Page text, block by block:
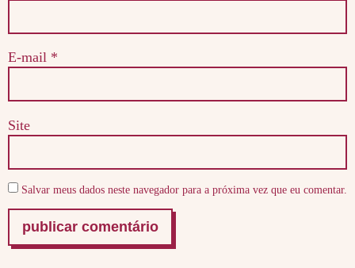
E-mail *
Site
Salvar meus dados neste navegador para a próxima vez que eu comentar.